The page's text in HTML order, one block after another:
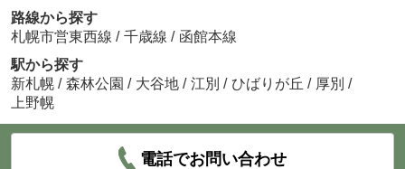
路線から探す
札幌市営東西線 / 千歳線 / 函館本線
駅から探す
新札幌 / 森林公園 / 大谷地 / 江別 / ひばりが丘 / 厚別 /
上野幌
電話でお問い合わせ